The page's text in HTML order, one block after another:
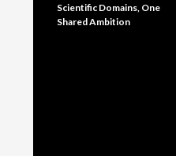
Scientific Domains, One
Shared Ambition